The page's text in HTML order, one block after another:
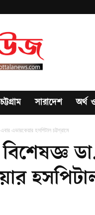
চট্টগ্রাম সারাদেশ অর্থ
এভারকেয়ার হসপিটাল চট্টগ্রামে
হসপিটাল